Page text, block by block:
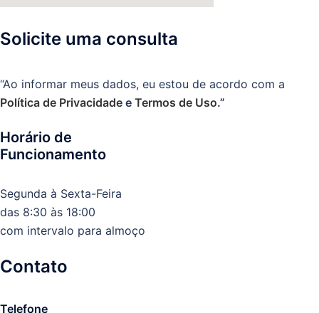
Solicite uma consulta
“Ao informar meus dados, eu estou de acordo com a
Política de Privacidade e Termos de Uso.”
Horário de
Funcionamento
Segunda à Sexta-Feira
das 8:30 às 18:00
com intervalo para almoço
Contato
Telefone